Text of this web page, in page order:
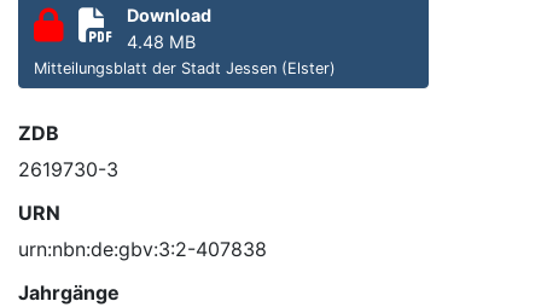
Download
4.48 MB
Mitteilungsblatt der Stadt Jessen (Elster)
ZDB
2619730-3
URN
urn:nbn:de:gbv:3:2-407838
Jahrgänge